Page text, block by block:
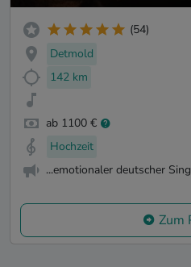
(54)
Detmold
142 km
ab 1100 €
Hochzeit
...emotionaler deutscher
Zum